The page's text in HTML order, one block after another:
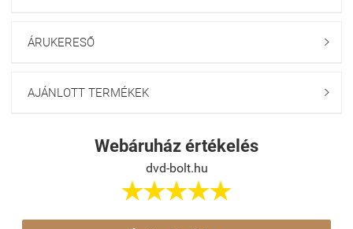
ÁRUKERESŐ 
AJÁNLOTT TERMÉKEK 
Webáruház értékelés
dvd-bolt.hu
